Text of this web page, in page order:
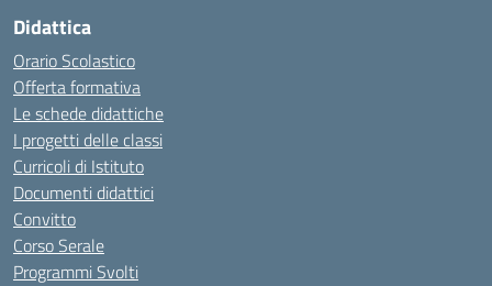
Didattica
Orario Scolastico
Offerta formativa
Le schede didattiche
I progetti delle classi
Curricoli di Istituto
Documenti didattici
Convitto
Corso Serale
Programmi Svolti